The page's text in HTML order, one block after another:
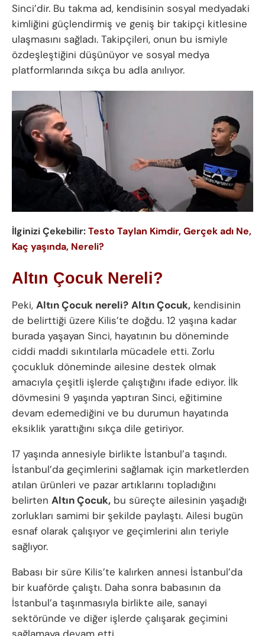
Sinci’dir. Bu takma ad, kendisinin sosyal medyadaki
kimliğini güçlendirmiş ve geniş bir takipçi kitlesine
ulaşmasını sağladı. Takipçileri, onun bu ismiyle
özdeşleştiğini düşünüyor ve sosyal medya
platformlarında sıkça bu adla anılıyor.
İlginizi Çekebilir:Testo Taylan Kimdir, Gerçek adı Ne,
Kaç yaşında, Nereli?
Altın Çocuk Nereli?
Peki, Altın Çocuk nereli? Altın Çocuk, kendisinin
de belirttiği üzere Kilis’te doğdu. 12 yaşına kadar
burada yaşayan Sinci, hayatının bu döneminde
ciddi maddi sıkıntılarla mücadele etti. Zorlu
çocukluk döneminde ailesine destek olmak
amacıyla çeşitli işlerde çalıştığını ifade ediyor. İlk
dövmesini 9 yaşında yaptıran Sinci, eğitimine
devam edemediğini ve bu durumun hayatında
eksiklik yarattığını sıkça dile getiriyor.
17 yaşında annesiyle birlikte İstanbul’a taşındı.
İstanbul’da geçimlerini sağlamak için marketlerden
atılan ürünleri ve pazar artıklarını topladığını
belirten Altın Çocuk, bu süreçte ailesinin yaşadığı
zorlukları samimi bir şekilde paylaştı. Ailesi bugün
esnaf olarak çalışıyor ve geçimlerini alın teriyle
sağlıyor.
Babası bir süre Kilis’te kalırken annesi İstanbul’da
bir kuaförde çalıştı. Daha sonra babasının da
İstanbul’a taşınmasıyla birlikte aile, sanayi
sektöründe ve diğer işlerde çalışarak geçimini